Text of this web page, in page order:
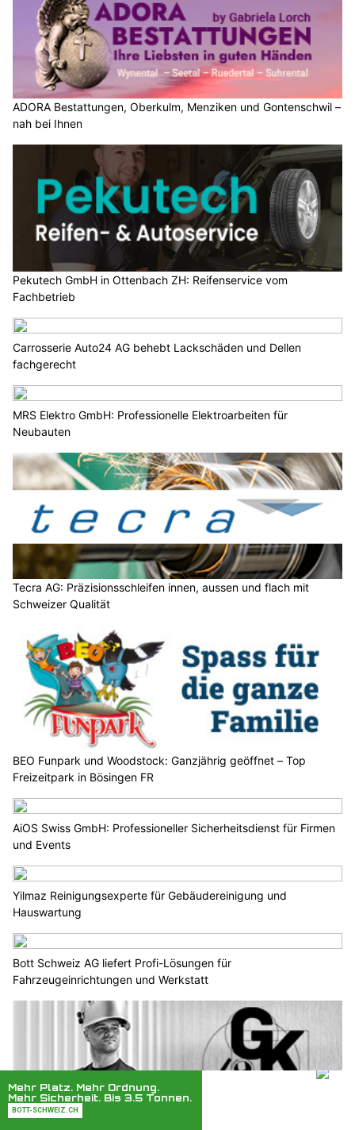
ADORA Bestattungen, Oberkulm, Menziken und Gontenschwil –
nah bei Ihnen
Pekutech GmbH in Ottenbach ZH: Reifenservice vom
Fachbetrieb
Carrosserie Auto24 AG behebt Lackschäden und Dellen
fachgerecht
MRS Elektro GmbH: Professionelle Elektroarbeiten für
Neubauten
Tecra AG: Präzisionsschleifen innen, aussen und flach mit
Schweizer Qualität
BEO Funpark und Woodstock: Ganzjährig geöffnet – Top
Freizeitpark in Bösingen FR
AiOS Swiss GmbH: Professioneller Sicherheitsdienst für Firmen
und Events
Yilmaz Reinigungsexperte für Gebäudereinigung und
Hauswartung
Bott Schweiz AG liefert Profi-Lösungen für
Fahrzeugeinrichtungen und Werkstatt